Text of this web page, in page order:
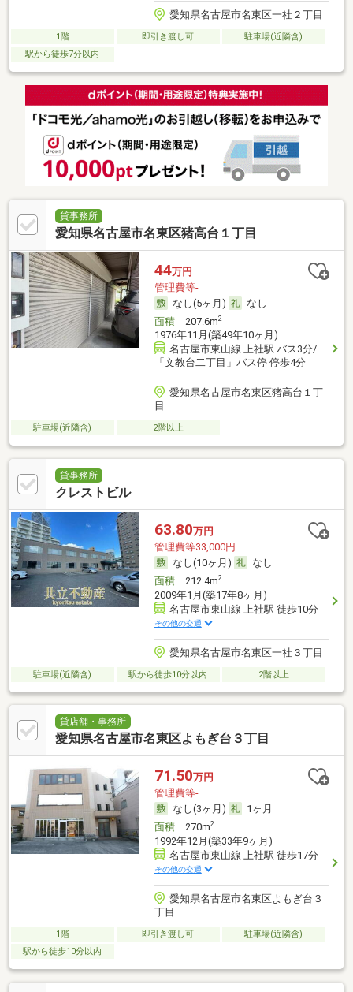
愛知県名古屋市名東区一社２丁目
1階 即引き渡し可
駐車場(近隣含)
駅から徒歩7分以内
貸事務所
愛知県名古屋市名東区猪高台１丁目
44万円
管理費等-
なし(5ヶ月)
なし
面積207.6m2
1976年11月(築49年10ヶ月)
名古屋市東山線 上社駅 バス3分/
「文教台二丁目」バス停 停歩4分
愛知県名古屋市名東区猪高台１丁
目
駐車場(近隣含) 2階以上
貸事務所
クレストビル
63.80万円
管理費等33,000円
なし(10ヶ月)
なし
面積212.4m2
2009年1月(築17年8ヶ月)
名古屋市東山線 上社駅 徒歩10分
その他の交通
愛知県名古屋市名東区一社３丁目
駐車場(近隣含) 駅から徒歩10分以内 2階以上
貸店舗・事務所
愛知県名古屋市名東区よもぎ台３丁目
71.50万円
管理費等-
なし(3ヶ月)
1ヶ月
面積270m2
1992年12月(築33年9ヶ月)
名古屋市東山線 上社駅 徒歩17分
その他の交通
愛知県名古屋市名東区よもぎ台３
丁目
1階 即引き渡し可
駐車場(近隣含)
駅から徒歩10分以内